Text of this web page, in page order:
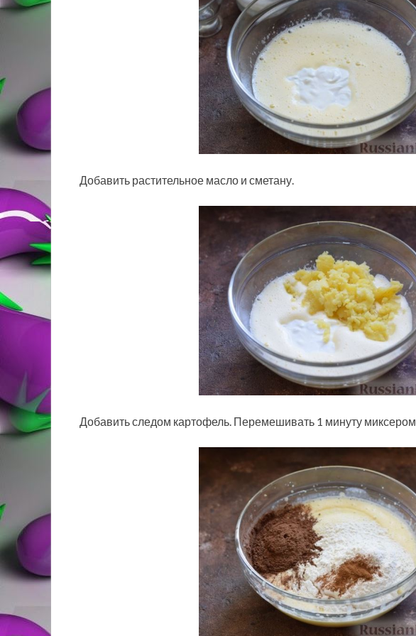
Добавить растительное масло и сметану.
Добавить следом картофель. Перемешивать 1 минуту миксером.